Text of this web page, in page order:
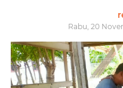
Rabu, 20